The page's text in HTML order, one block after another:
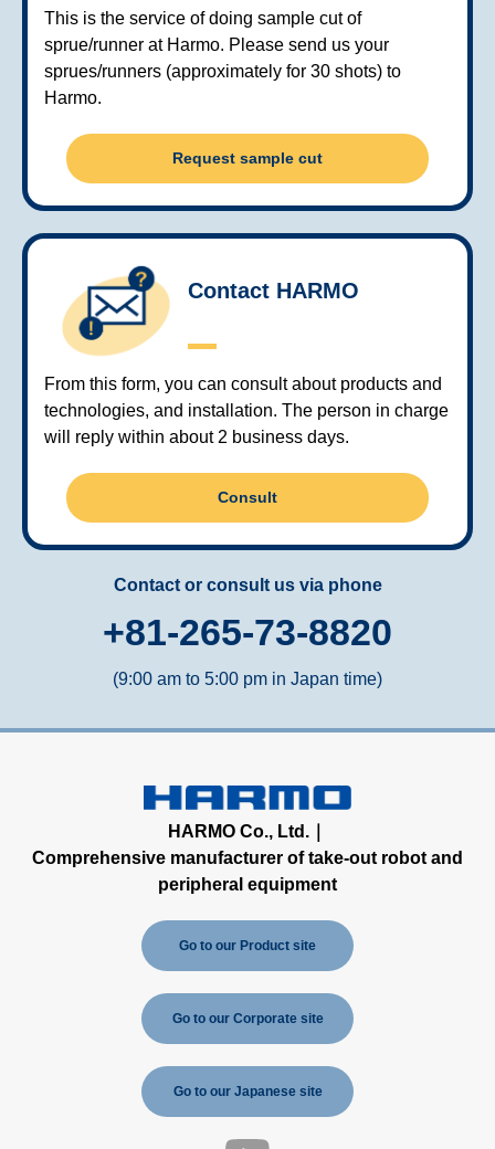
This is the service of doing sample cut of
sprue/runner at Harmo. Please send us your
sprues/runners (approximately for 30 shots) to
Harmo.
Request sample cut
Contact HARMO
From this form, you can consult about products and
technologies, and installation. The person in charge
will reply within about 2 business days.
Consult
Contact or consult us via phone
+81-265-73-8820
(9:00 am to 5:00 pm in Japan time)
HARMO Co., Ltd.｜
Comprehensive manufacturer of take-out robot and
peripheral equipment
Go to our Product site
Go to our Corporate site
Go to our Japanese site